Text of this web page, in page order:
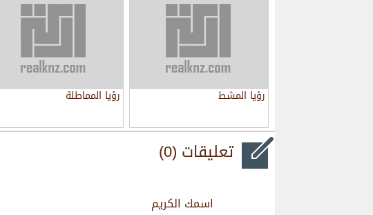
رؤيا المشط رؤيا المماطلة
تعليقات (0)
اسمك الكريم